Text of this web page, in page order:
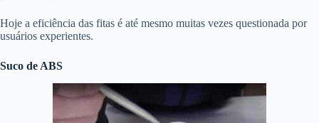
Hoje a eficiência das fitas é até mesmo muitas vezes questionada por
usuários experientes.
Suco de ABS